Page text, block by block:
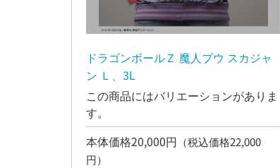
ドラゴンボールＺ 魔人ブウ スカジャ
ン Ｌ、3L
この商品にはバリエーションがありま
す。
本体価格20,000円 （税込価格22,000
円）